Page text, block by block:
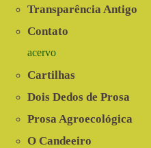
Transparência Antigo
Contato
acervo
Cartilhas
Dois Dedos de Prosa
Prosa Agroecológica
O Candeeiro